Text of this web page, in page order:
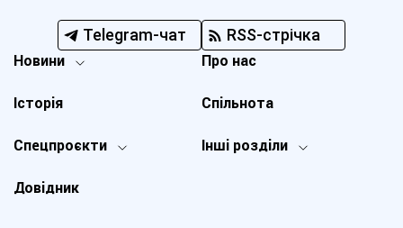
Telegram-чат RSS-стрічка
Новини
Спецпроєкти Інші розділи
Історія
Про нас
Довідник
Спільнота